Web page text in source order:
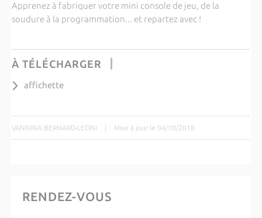
Apprenez à fabriquer votre mini console de jeu, de la
soudure à la programmation... et repartez avec !
À TÉLÉCHARGER
affichette
VANNINA BERNARD-LEONI | Mise à jour le 04/10/2018
RENDEZ-VOUS